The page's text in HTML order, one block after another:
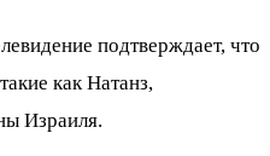
подтверждает, что
как Натанз,
Израиля.